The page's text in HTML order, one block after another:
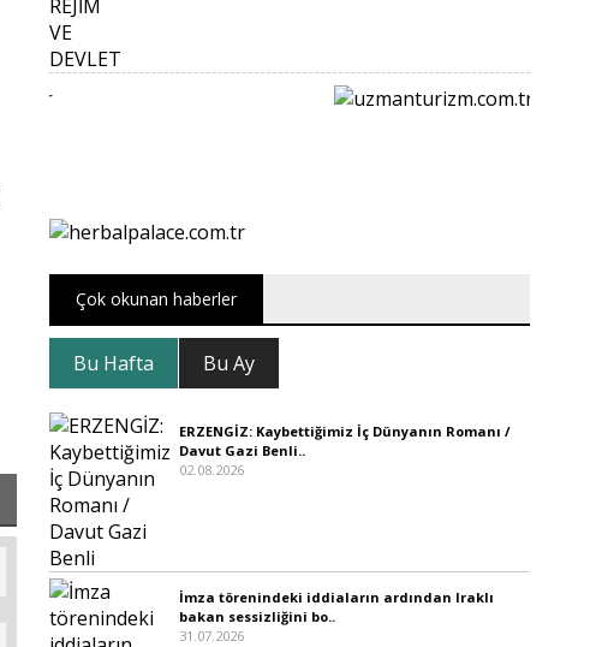
Çok okunan haberler
Bu Hafta Bu Ay
ERZENGİZ: Kaybettiğimiz İç Dünyanın Romanı /
Davut Gazi Benli..
02.08.2026
İmza törenindeki iddiaların ardından Iraklı
bakan sessizliğini bo..
31.07.2026